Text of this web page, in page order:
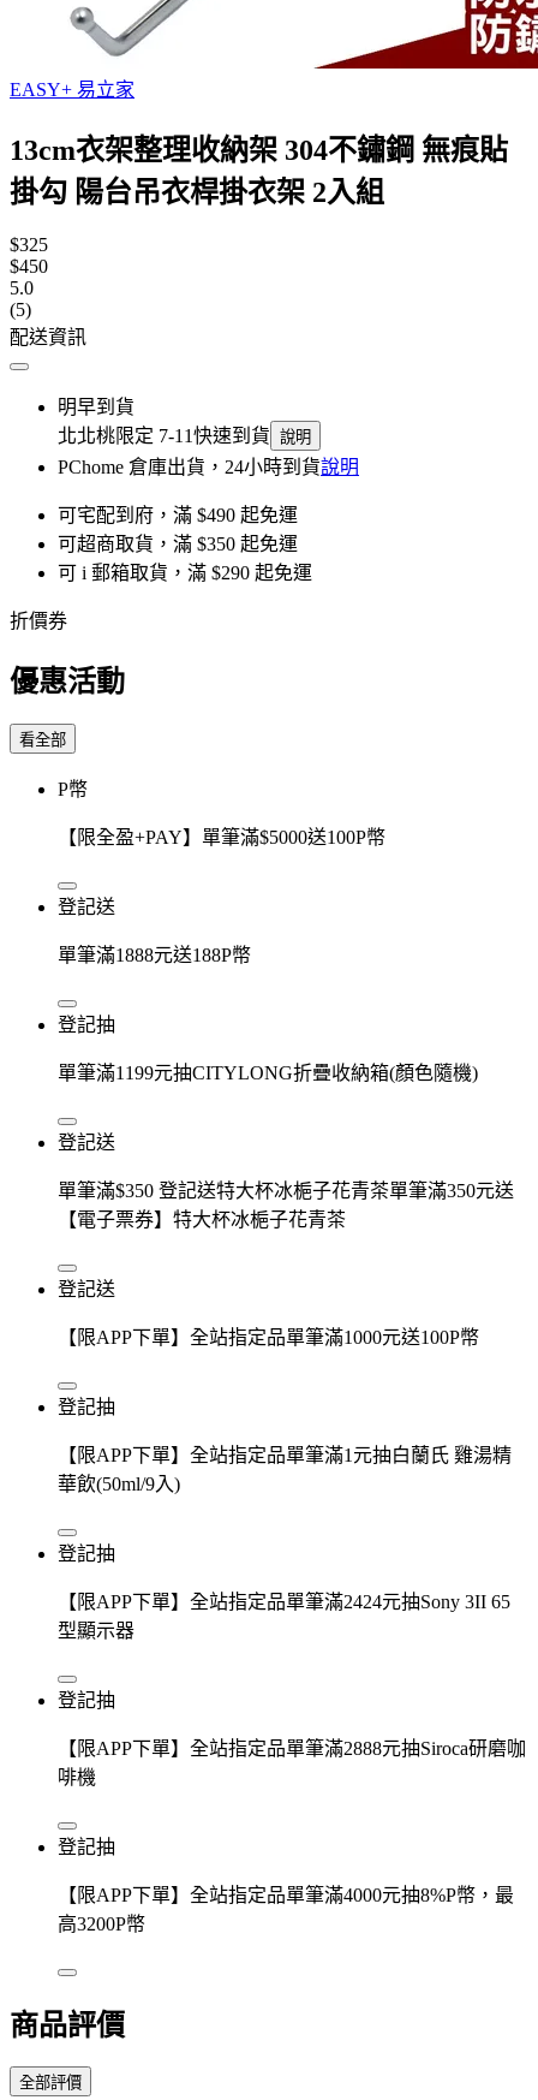
EASY+ 易立家
13cm衣架整理收納架 304不鏽鋼 無痕貼
掛勾 陽台吊衣桿掛衣架 2入組
$325
$450
5.0
(5)
配送資訊
明早到貨
北北桃限定 7-11快速到貨 說明
PChome 倉庫出貨，24小時到貨說明
可宅配到府，滿 $490 起免運
可超商取貨，滿 $350 起免運
可 i 郵箱取貨，滿 $290 起免運
折價券
優惠活動
看全部
P幣
【限全盈+PAY】單筆滿$5000送100P幣
登記送
單筆滿1888元送188P幣
登記抽
單筆滿1199元抽CITYLONG折疊收納箱(顏色隨機)
登記送
單筆滿$350 登記送特大杯冰梔子花青茶單筆滿350元送
【電子票券】特大杯冰梔子花青茶
登記送
【限APP下單】全站指定品單筆滿1000元送100P幣
登記抽
【限APP下單】全站指定品單筆滿1元抽白蘭氏 雞湯精
華飲(50ml/9入)
登記抽
【限APP下單】全站指定品單筆滿2424元抽Sony 3II 65
型顯示器
登記抽
【限APP下單】全站指定品單筆滿2888元抽Siroca研磨咖
啡機
登記抽
【限APP下單】全站指定品單筆滿4000元抽8%P幣，最
高3200P幣
商品評價
全部評價